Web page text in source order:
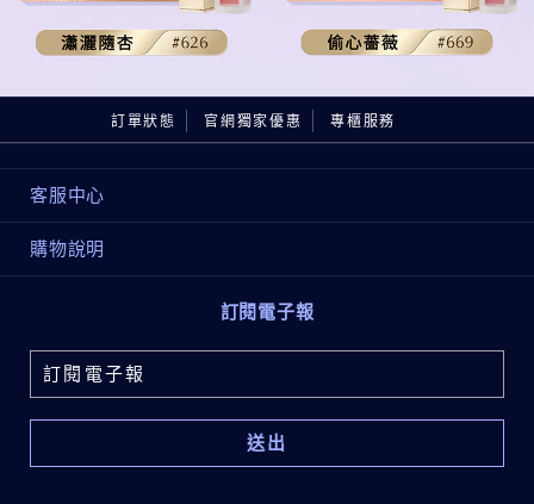
訂單狀態 官網獨家優惠 專櫃服務
客服中心
購物說明
訂閱電子報